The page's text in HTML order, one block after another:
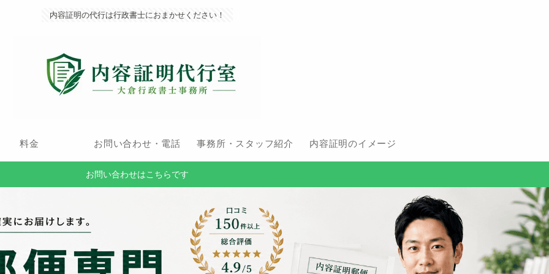
内容証明の代行は行政書士におまかせください！
料金 お問い合わせ・電話 事務所・スタッフ紹介 内容証明のイメージ
お問い合わせはこちらです